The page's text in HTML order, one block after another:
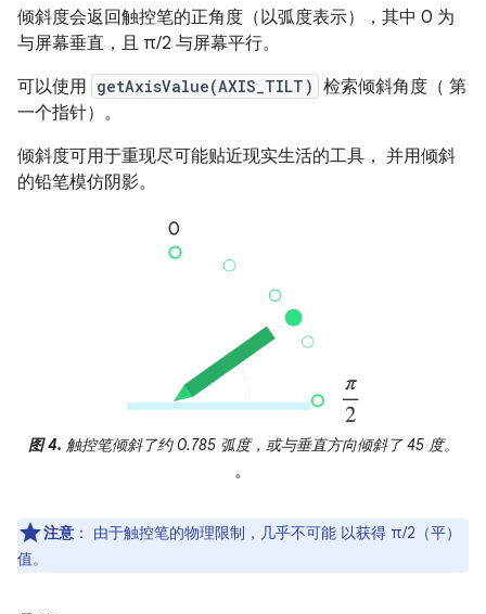
倾斜度会返回触控笔的正角度（以弧度表示），其中 0 为
与屏幕垂直，且 π/2 与屏幕平行。
可以使用 getAxisValue(AXIS_TILT) 检索倾斜角度（ 第
一个指针）。
倾斜度可用于重现尽可能贴近现实生活的工具， 并用倾斜
的铅笔模仿阴影。
图 4. 触控笔倾斜了约 0.785 弧度，或与垂直方向倾斜了 45 度。
。
注意 ：
由于触控笔的物理限制，几乎不可能 以获得 π/2（平）
值。